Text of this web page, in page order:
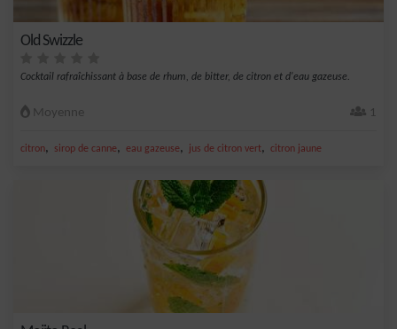
Old Swizzle
Cocktail rafraîchissant à base de rhum, de bitter, de citron et d'eau gazeuse.
Moyenne 1
citron, sirop de canne, eau gazeuse, jus de citron vert, citron jaune